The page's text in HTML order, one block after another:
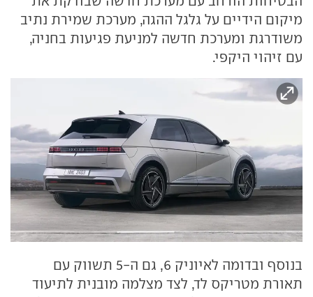
מיקום הידיים על גלגל ההגה, מערכת שמירת נתיב
משודרגת ומערכת חדשה למניעת פגיעות בחניה,
עם זיהוי היקפי.
בנוסף ובדומה לאיוניק 6, גם ה-5 תשווק עם
תאורת מטריקס לד, לצד מצלמה מובנית לתיעוד